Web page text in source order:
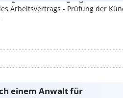
Arbeitsvertrags - Prüfung der
einem Anwalt für